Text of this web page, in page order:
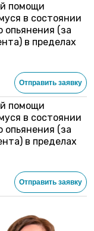
помощи
в состоянии
опьянения (за
в пределах
Отправить заявку
помощи
в состоянии
опьянения (за
в пределах
Отправить заявку